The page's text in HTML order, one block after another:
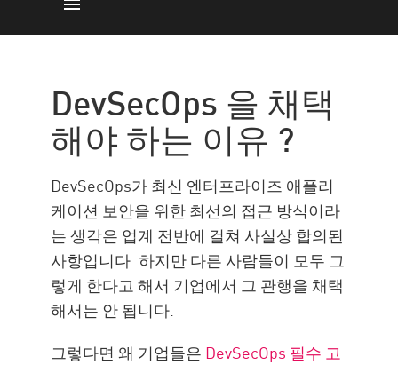
DevSecOps With Check Point
DevSecOps 을 채택
해야 하는 이유 ?
DevSecOps가 최신 엔터프라이즈 애플리
케이션 보안을 위한 최선의 접근 방식이라
는 생각은 업계 전반에 걸쳐 사실상 합의된
사항입니다. 하지만 다른 사람들이 모두 그
렇게 한다고 해서 기업에서 그 관행을 채택
해서는 안 됩니다.
그렇다면 왜 기업들은 DevSecOps 필수 고